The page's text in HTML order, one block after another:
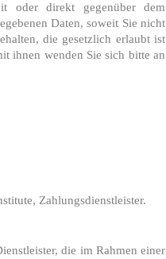
oder direkt gegenüber dem
Daten, soweit Sie nicht
die gesetzlich erlaubt ist
ihnen wenden Sie sich bitte an
Zahlungsdienstleister.
die im Rahmen einer